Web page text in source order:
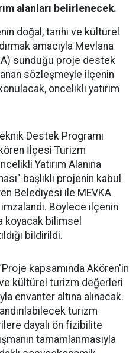
alanları belirlenecek.
doğal, tarihi ve kültürel
amacıyla Mevlana
sunduğu proje destek
sözleşmeyle ilçenin
öncelikli yatırım
Destek Programı
İlçesi Turizm
Yatırım Alanına
başlıklı projenin kabul
Belediyesi ile MEVKA
Böylece ilçenin
koyacak bilimsel
bildirildi.
kapsamında Akören'in
kültürel turizm değerleri
envanter altına alınacak.
turizm
dayalı ön fizibilite
tamamlanmasıyla